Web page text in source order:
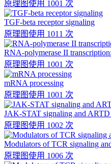
原理图使用 1001 次
TGF-beta receptor signaling
原理图使用 1011 次
RNA-polymerase II
原理图使用 1001 次
mRNA processing
原理图使用 1001 次
JAK-STAT signaling and ARTD
原理图使用 1002 次
Modulators of TCR signaling
原理图使用 1006 次